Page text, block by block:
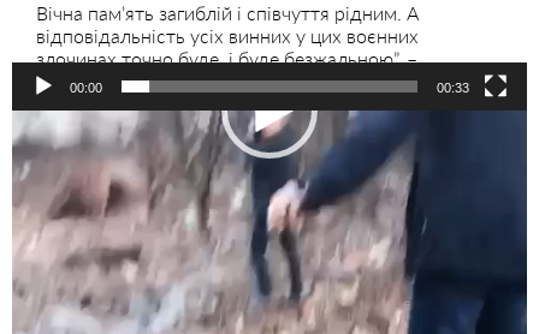
Вічна памʼять загиблій і співчуття рідним. А
відповідальність усіх винних у цих воєнних
злочинах точно буде, і буде безжальною”, –
Володимир Зеленський.
Відеопрогравач
00:00 00:33